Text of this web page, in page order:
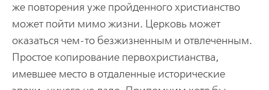
же повторения уже пройденного христианство
может пойти мимо жизни. Церковь может
оказаться чем-то безжизненным и отвлеченным.
Простое копирование первохристианства,
имевшее место в отдаленные исторические